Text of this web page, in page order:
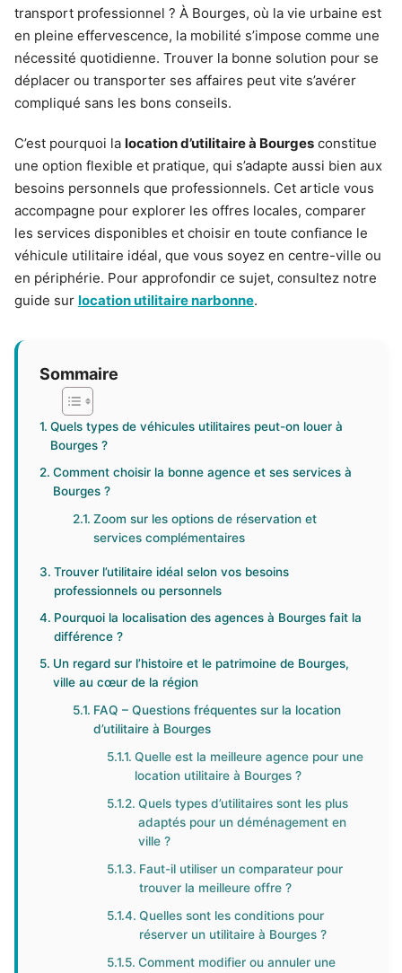
transport professionnel ? À Bourges, où la vie urbaine est
en pleine effervescence, la mobilité s’impose comme une
nécessité quotidienne. Trouver la bonne solution pour se
déplacer ou transporter ses affaires peut vite s’avérer
compliqué sans les bons conseils.
C’est pourquoi la location d’utilitaire à Bourges constitue
une option flexible et pratique, qui s’adapte aussi bien aux
besoins personnels que professionnels. Cet article vous
accompagne pour explorer les offres locales, comparer
les services disponibles et choisir en toute confiance le
véhicule utilitaire idéal, que vous soyez en centre-ville ou
en périphérie. Pour approfondir ce sujet, consultez notre
guide sur location utilitaire narbonne.
Sommaire
Quels types de véhicules utilitaires peut-on louer à
Bourges ?
Comment choisir la bonne agence et ses services à
Bourges ?
Zoom sur les options de réservation et
services complémentaires
Trouver l’utilitaire idéal selon vos besoins
professionnels ou personnels
Pourquoi la localisation des agences à Bourges fait la
différence ?
Un regard sur l’histoire et le patrimoine de Bourges,
ville au cœur de la région
FAQ – Questions fréquentes sur la location
d’utilitaire à Bourges
Quelle est la meilleure agence pour une
location utilitaire à Bourges ?
Quels types d’utilitaires sont les plus
adaptés pour un déménagement en
ville ?
Faut-il utiliser un comparateur pour
trouver la meilleure offre ?
Quelles sont les conditions pour
réserver un utilitaire à Bourges ?
Comment modifier ou annuler une